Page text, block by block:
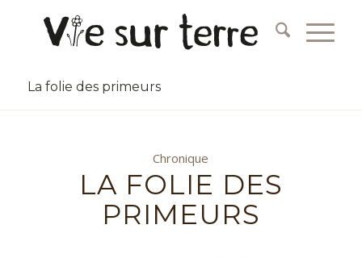
La folie des primeurs
Chronique
LA FOLIE DES
PRIMEURS